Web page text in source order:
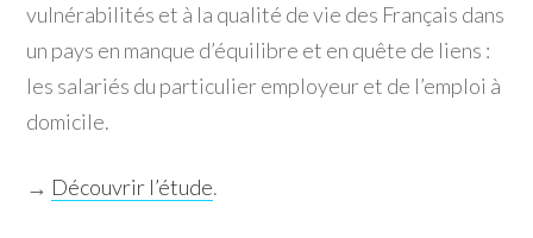
vulnérabilités et à la qualité de vie des Français dans
un pays en manque d’équilibre et en quête de liens :
les salariés du particulier employeur et de l’emploi à
domicile.
→ Découvrir l’étude.